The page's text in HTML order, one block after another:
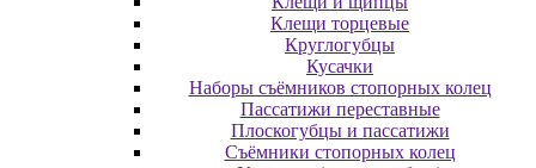
Клещи торцевые
Круглогубцы
Кусачки
Наборы съёмников стопорных колец
Пассатижи переставные
Плоскогубцы и пассатижи
Съёмники стопорных колец